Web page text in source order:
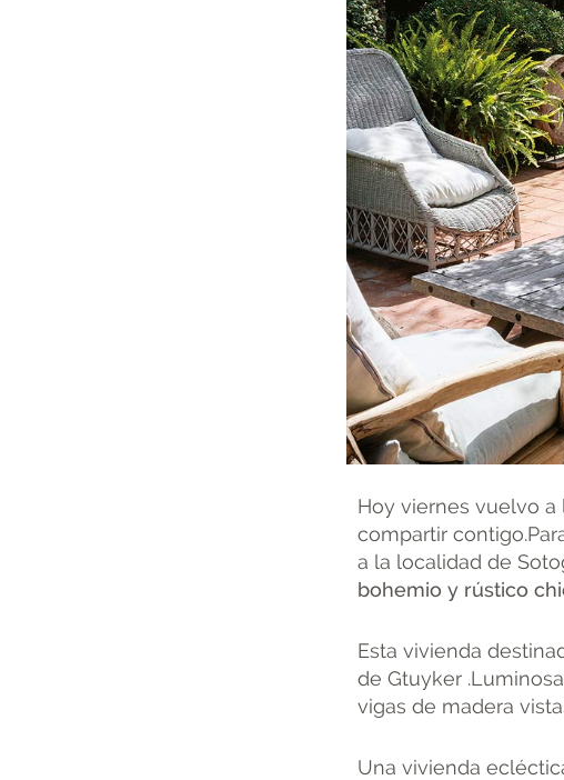
Hoy viernes vuelvo a
compartir
a la localidad de
bohemio y rústico
Esta vivienda
de Gtuyker
vigas de madera
Una vivienda